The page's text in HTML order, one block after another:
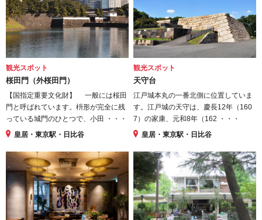
観光スポット
桜田門（外桜田門）
【国指定重要文化財】 一般には桜田
門と呼ばれています。枡形が完全に残
っている城門のひとつで、小田 ・・・
皇居・東京駅・日比谷
観光スポット
天守台
江戸城本丸の一番北側に位置していま
す。江戸城の天守は、慶長12年（160
7）の家康、元和8年（162 ・・・
皇居・東京駅・日比谷